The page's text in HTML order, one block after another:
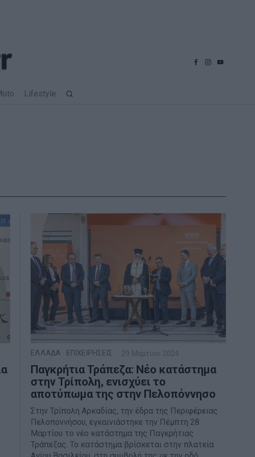
Lifestyle
ΕΛΛΑΔΑ ΕΠΙΧΕΙΡΗΣΕΙΣ 29 Μαρτίου 2024
Παγκρήτια Τράπεζα: Νέο κατάστημα
στην Τρίπολη, ενισχύει το
αποτύπωμα της στην Πελοπόννησο
Στην Τρίπολη Αρκαδίας, την έδρα της Περιφέρειας
Πελοποννήσου, εγκαινιάστηκε την Πέμπτη 28
Μαρτίου το νέο κατάστημα της Παγκρήτιας
Τράπεζας. Το κατάστημα βρίσκεται στην πλατεία